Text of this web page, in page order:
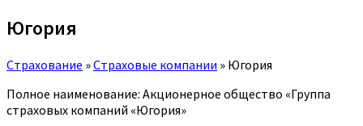
Югория
Страхование »Страховые компании » Югория
Полное наименование: Акционерное общество «Группа
страховых компаний «Югория»